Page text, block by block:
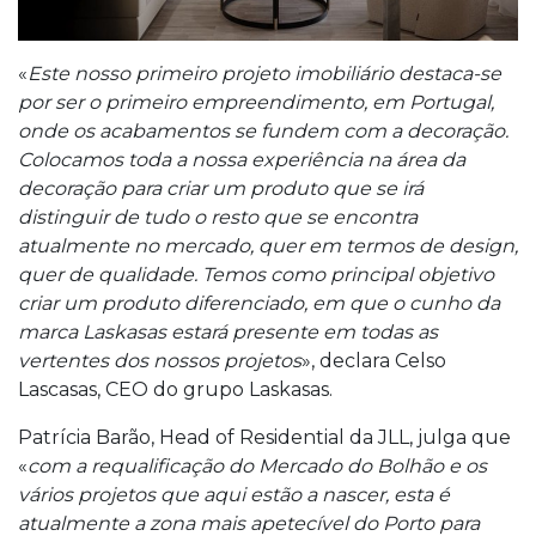
«Este nosso primeiro projeto imobiliário destaca-se
por ser o primeiro empreendimento, em Portugal,
onde os acabamentos se fundem com a decoração.
Colocamos toda a nossa experiência na área da
decoração para criar um produto que se irá
distinguir de tudo o resto que se encontra
atualmente no mercado, quer em termos de design,
quer de qualidade. Temos como principal objetivo
criar um produto diferenciado, em que o cunho da
marca Laskasas estará presente em todas as
vertentes dos nossos projetos», declara Celso
Lascasas, CEO do grupo Laskasas.
Patrícia Barão, Head of Residential da JLL, julga que
«com a requalificação do Mercado do Bolhão e os
vários projetos que aqui estão a nascer, esta é
atualmente a zona mais apetecível do Porto para